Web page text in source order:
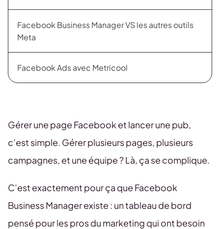
Facebook Business Manager VS les autres outils
Meta
Facebook Ads avec Metricool
Gérer une page Facebook et lancer une pub,
c’est simple. Gérer plusieurs pages, plusieurs
campagnes, et une équipe ? Là, ça se complique.
C’est exactement pour ça que Facebook
Business Manager existe : un tableau de bord
pensé pour les pros du marketing qui ont besoin